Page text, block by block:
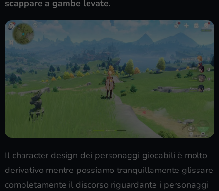
scappare a gambe levate.
Il character design dei personaggi giocabili è molto
derivativo mentre possiamo tranquillamente glissare
completamente il discorso riguardante i personaggi